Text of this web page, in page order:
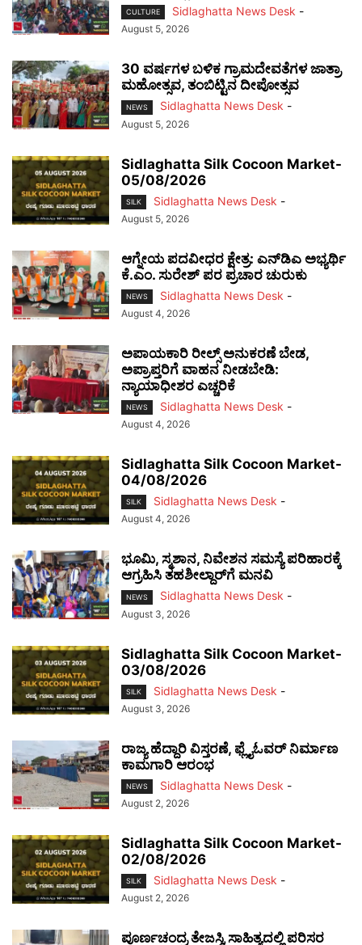
CULTURE Sidlaghatta News Desk -
August 5, 2026
30 ವರ್ಷಗಳ ಬಳಿಕ ಗ್ರಾಮದೇವತೆಗಳ ಜಾತ್ರಾ
ಮಹೋತ್ಸವ, ತಂಬಿಟ್ಟಿನ ದೀಪೋತ್ಸವ
NEWS Sidlaghatta News Desk -
August 5, 2026
Sidlaghatta Silk Cocoon Market-
05/08/2026
SILK Sidlaghatta News Desk -
August 5, 2026
ಆಗ್ನೇಯ ಪದವೀಧರ ಕ್ಷೇತ್ರ: ಎನ್‌ಡಿಎ ಅಭ್ಯರ್ಥಿ
ಕೆ.ಎಂ. ಸುರೇಶ್ ಪರ ಪ್ರಚಾರ ಚುರುಕು
NEWS Sidlaghatta News Desk -
August 4, 2026
ಅಪಾಯಕಾರಿ ರೀಲ್ಸ್ ಅನುಕರಣೆ ಬೇಡ,
ಅಪ್ರಾಪ್ತರಿಗೆ ವಾಹನ ನೀಡಬೇಡಿ:
ನ್ಯಾಯಾಧೀಶರ ಎಚ್ಚರಿಕೆ
NEWS Sidlaghatta News Desk -
August 4, 2026
Sidlaghatta Silk Cocoon Market-
04/08/2026
SILK Sidlaghatta News Desk -
August 4, 2026
ಭೂಮಿ, ಸ್ಮಶಾನ, ನಿವೇಶನ ಸಮಸ್ಯೆ ಪರಿಹಾರಕ್ಕೆ
ಆಗ್ರಹಿಸಿ ತಹಶೀಲ್ದಾರ್‌ಗೆ ಮನವಿ
NEWS Sidlaghatta News Desk -
August 3, 2026
Sidlaghatta Silk Cocoon Market-
03/08/2026
SILK Sidlaghatta News Desk -
August 3, 2026
ರಾಜ್ಯ ಹೆದ್ದಾರಿ ವಿಸ್ತರಣೆ, ಫ್ಲೈಓವರ್ ನಿರ್ಮಾಣ
ಕಾಮಗಾರಿ ಆರಂಭ
NEWS Sidlaghatta News Desk -
August 2, 2026
Sidlaghatta Silk Cocoon Market-
02/08/2026
SILK Sidlaghatta News Desk -
August 2, 2026
ಪೂರ್ಣಚಂದ್ರ ತೇಜಸ್ವಿ ಸಾಹಿತ್ಯದಲ್ಲಿ ಪರಿಸರ